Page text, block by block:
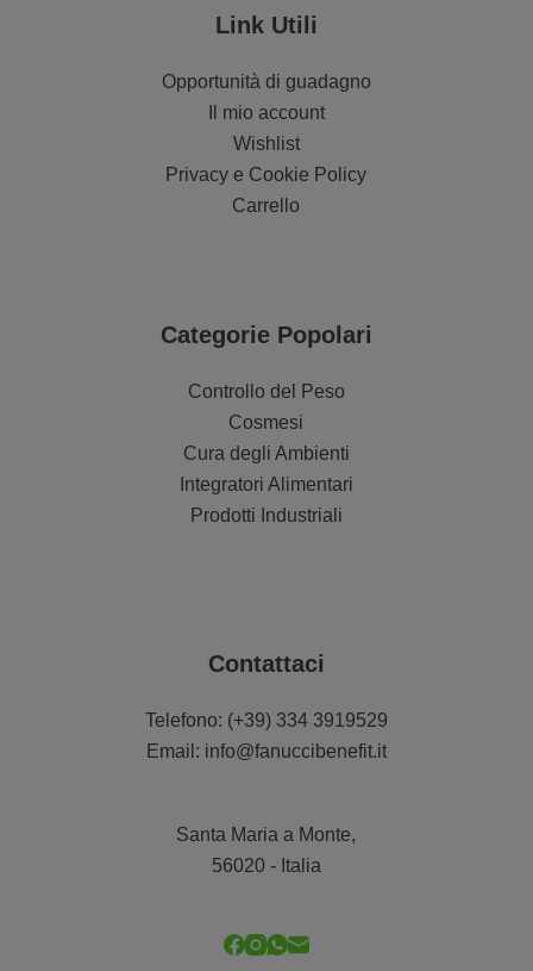
Link Utili
Opportunità di guadagno
Il mio account
Wishlist
Privacy e Cookie Policy
Carrello
Categorie Popolari
Controllo del Peso
Cosmesi
Cura degli Ambienti
Integratori Alimentari
Prodotti Industriali
Contattaci
Telefono: (+39) 334 3919529
Email: info@fanuccibenefit.it
Santa Maria a Monte,
56020 - Italia